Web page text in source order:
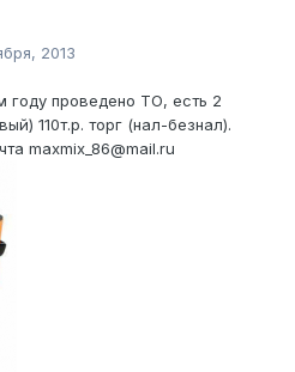
2013
проведено ТО, есть 2
110т.р. торг (нал-безнал).
maxmix_86@mail.ru